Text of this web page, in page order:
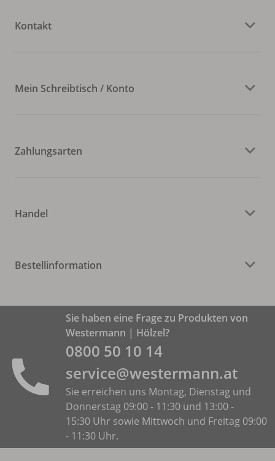
Kontakt
Mein Schreibtisch / Konto
Zahlungsarten
Handel
Bestellinformation
Sie haben eine Frage zu Produkten von
Westermann | Hölzel?
0800 50 10 14
service@westermann.at
Sie erreichen uns Montag, Dienstag und
Donnerstag 09:00 - 11:30 und 13:00 -
15:30 Uhr sowie Mittwoch und Freitag 09:00
- 11:30 Uhr.